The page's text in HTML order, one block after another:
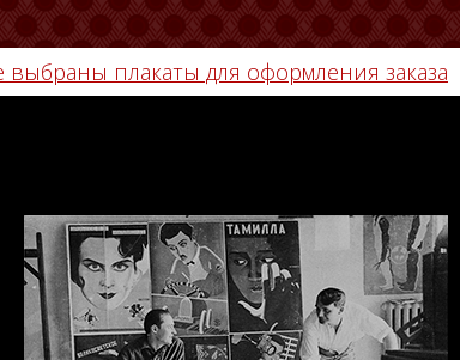
выбраны плакаты для оформления заказа